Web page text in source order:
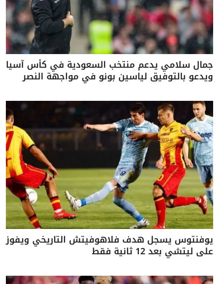
جمال سلامي يدعم منتخب السعودية في كأس آسيا
ويدعو بالتوفيق لياسين بونو في مواجهة النصر
يوفنتوس يسجل هدف فلاهوفيتش التاريخي ويفوز
على ليتشي بعد 12 ثانية فقط